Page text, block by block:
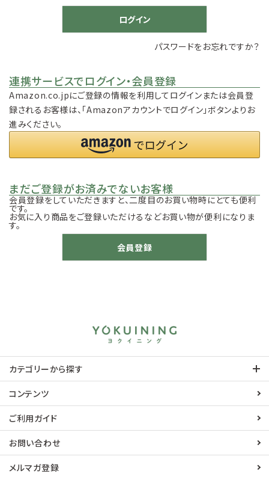
)
ログイン
パスワードをお忘れですか？
連携サービスでログイン・会員登録
Amazon.co.jpにご登録の情報を利用してログインまたは会員登
録されるお客様は、「Amazonアカウントでログイン」ボタンよりお
進みください。
まだご登録がお済みでないお客様
会員登録をしていただきますと、二度目のお買い物時にとても便利
です。
お気に入り商品をご登録いただけるなどお買い物が便利になりま
す。
会員登録
カテゴリーから探す
コンテンツ
ご利用ガイド
お問い合わせ
メルマガ登録